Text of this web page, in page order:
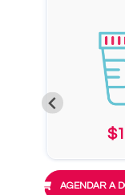
AGENDAR A